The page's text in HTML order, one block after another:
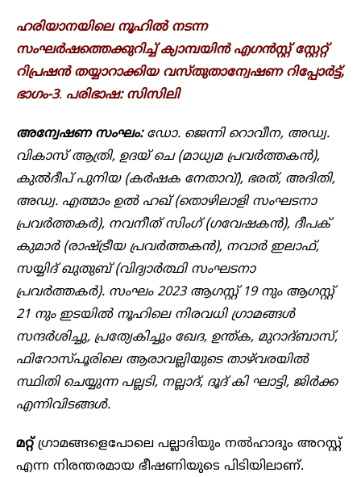
ഹ​രിയാനയിലെ നൂഹിൽ നടന്ന
സംഘർഷത്തെക്കുറിച്ച് ക്യാമ്പയിൻ എഗൻസ്റ്റ് സ്റ്റേറ്റ്
റിപ്രഷൻ തയ്യാറാക്കിയ വസ്തുതാന്വേഷണ റിപ്പോർട്ട്,
ഭാ​ഗം-3. പരിഭാഷ: സിസിലി
അന്വേഷണ സംഘം: ഡോ. ജെന്നി റൊവീന, അഡ്വ.
വികാസ് ആത്രി, ഉദയ് ചെ (മാധ്യമ പ്രവർത്തകൻ),
കുൽദീപ് പുനിയ (കർഷക നേതാവ്), ഭരത്, അദിതി,
അഡ്വ. എത്മാം ഉൽ ഹഖ് (തൊഴിലാളി സംഘടനാ
പ്രവർത്തകർ), നവനീത് സിംഗ് (ഗവേഷകൻ), ദീപക്
കുമാർ (രാഷ്ട്രീയ പ്രവർത്തകൻ), നവാർ ഇലാഫ്,
സയ്യിദ് ഖുതുബ് (വിദ്യാർത്ഥി സംഘടനാ
പ്രവർത്തകർ). സംഘം 2023 ആഗസ്റ്റ് 19 നും ആഗസ്റ്റ്
21 നും ഇടയിൽ നൂഹിലെ നിരവധി ഗ്രാമങ്ങൾ
സന്ദർശിച്ചു, പ്രത്യേകിച്ചും ഖേദ, ഉന്ത്ക, മുറാദ്ബാസ്,
ഫിറോസ്പൂരിലെ ആരാവല്ലിയുടെ താഴ്‌വരയിൽ
സ്ഥിതി ചെയ്യുന്ന പല്ലടി, നല്ലാദ്, ദൂദ് കി ഘാട്ടി, ജിർക്ക
എന്നിവിടങ്ങൾ.
മറ്റ്ഗ്രാമങ്ങളെപോലെ പല്ലാദിയും നൽഹാദും അറസ്റ്റ്
എന്ന നിരന്തരമായ ഭീഷണിയുടെ പിടിയിലാണ്.